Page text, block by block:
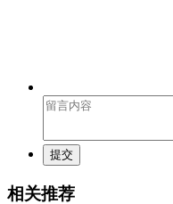
提交
相关推荐